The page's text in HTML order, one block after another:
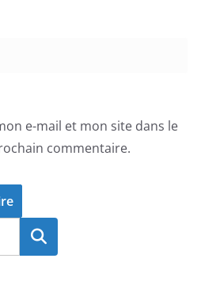
e-mail et mon site dans le
commentaire.
Rechercher